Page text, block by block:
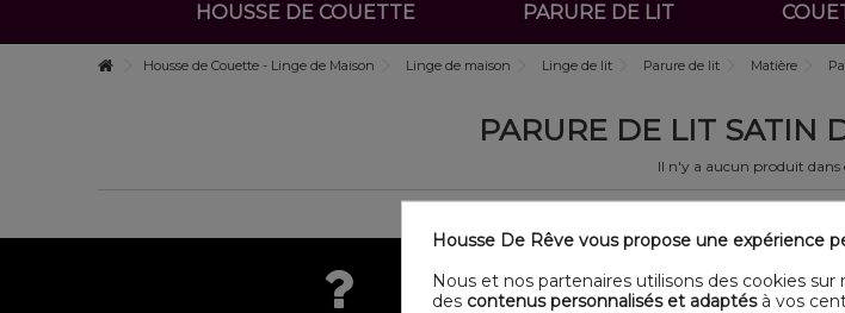
HOUSSE DE COUETTE PARURE DE LIT
Housse de Couette - Linge de Maison Linge de maison Linge de lit Parure de lit Matière
PARURE DE LIT SATIN
Il n'y a aucun produit dans
Housse De Rêve vous propose une expérience
Nous et nos partenaires utilisons des cookies
des contenus personnalisés et adaptésà vos